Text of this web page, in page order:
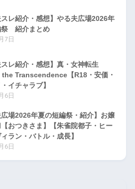
スレ紹介・感想】やる夫広場2026年
祭 紹介まとめ
7日
スレ紹介・感想】真・女神転生
Transcendence【R18・安価・
イチャラブ】
6日
広場2026年夏の短編祭・紹介】お嬢
おつきさま】【朱雀院都子・ヒー
ラン・バトル・成長】
6日